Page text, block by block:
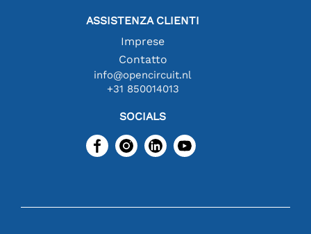
ASSISTENZA CLIENTI
Imprese
Contatto
info@opencircuit.nl
+31 850014013
SOCIALS